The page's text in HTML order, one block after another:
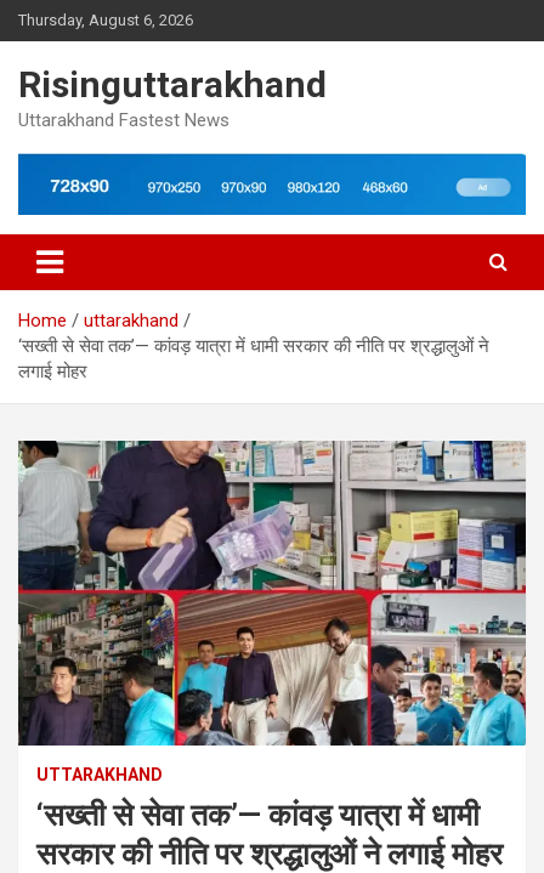
Skip
to
Thursday, August 6, 2026
Risinguttarakhand
Uttarakhand Fastest News
Home
uttarakhand
‘सख्ती से सेवा तक’— कांवड़ यात्रा में धामी सरकार की नीति पर श्रद्धालुओं ने
लगाई मोहर
UTTARAKHAND
‘सख्ती से सेवा तक’— कांवड़ यात्रा में धामी
सरकार की नीति पर श्रद्धालुओं ने लगाई मोहर